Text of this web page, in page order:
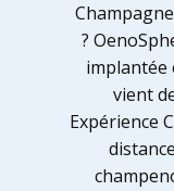
?
implantée
vient
Expérience